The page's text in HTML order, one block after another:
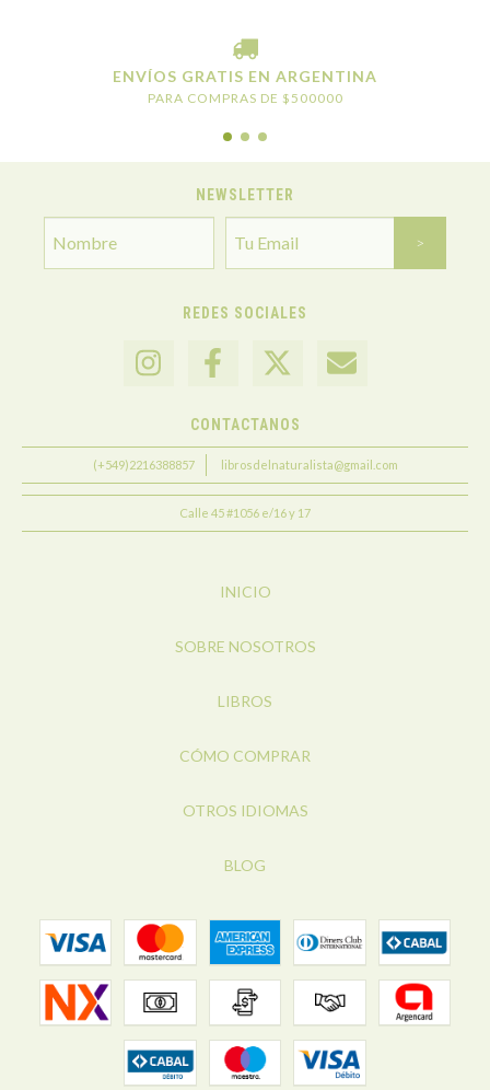
ENVÍOS GRATIS EN ARGENTINA
PARA COMPRAS DE $500000
NEWSLETTER
REDES SOCIALES
CONTACTANOS
(+549)2216388857 librosdelnaturalista@gmail.com
Calle 45 #1056 e/16 y 17
INICIO
SOBRE NOSOTROS
LIBROS
CÓMO COMPRAR
OTROS IDIOMAS
BLOG